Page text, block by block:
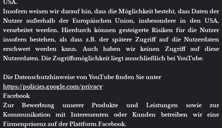
von der Facebook Ireland Ltd. als Betreiberin der Plattform in der EU Daten
des Nutzers (z.B. persönliche Informationen, IP-Adresse etc.) verarbeitet.
Diese Daten des Nutzers dienen zu statistischen Informationen über die
Inanspruchnahme unserer Firmenpräsenz auf Instagram. Die Facebook
Ireland Ltd. nutzt diese Daten zu Marktforschungs- und Werbezwecken
sowie zur Erstellung von Profilen der Nutzer. Anhand dieser Profile ist es
der Facebook Ireland Ltd. beispielsweise möglich, die Nutzer innerhalb und
außerhalb von Instagram interessenbezogen zu bewerben. Ist der Nutzer
zum Zeitpunkt des Aufrufes in seinem Account auf Instagram eingeloggt,
Im Falle einer Kontaktaufnahme des Nutzers über Instagram werden die bei
dieser Gelegenheit eingegebenen personenbezogenen Daten des Nutzers zur
Bearbeitung der Anfrage genutzt. Die Daten des Nutzers werden bei uns
gelöscht, sofern die Anfrage des Nutzers abschließend beantwortet wurde
und keine gesetzlichen Aufbewahrungspflichten, wie z.B. bei einer
anschließenden Vertragsabwicklung, entgegenstehen.
Zur Verarbeitung der Daten werden von der Facebook Ireland Ltd. ggf. auch
Cookies gesetzt.